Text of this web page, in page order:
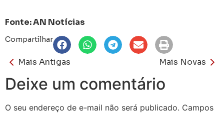
Fonte: AN Notícias
Compartilhar
Mais Antigas Mais Novas
Deixe um comentário
O seu endereço de e-mail não será publicado. Campos